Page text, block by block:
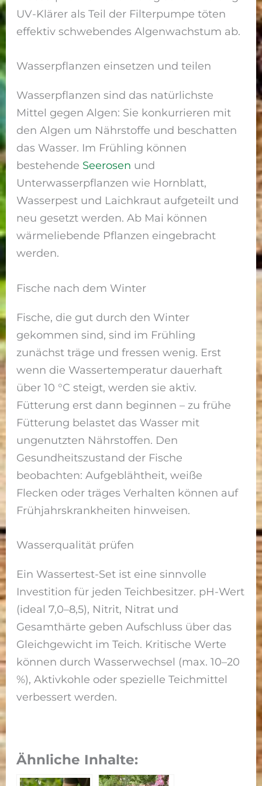
UV-Klärer als Teil der Filterpumpe töten
effektiv schwebendes Algenwachstum ab.
Wasserpflanzen einsetzen und teilen
Wasserpflanzen sind das natürlichste
Mittel gegen Algen: Sie konkurrieren mit
den Algen um Nährstoffe und beschatten
das Wasser. Im Frühling können
bestehende Seerosen und
Unterwasserpflanzen wie Hornblatt,
Wasserpest und Laichkraut aufgeteilt und
neu gesetzt werden. Ab Mai können
wärmeliebende Pflanzen eingebracht
werden.
Fische nach dem Winter
Fische, die gut durch den Winter
gekommen sind, sind im Frühling
zunächst träge und fressen wenig. Erst
wenn die Wassertemperatur dauerhaft
über 10 °C steigt, werden sie aktiv.
Fütterung erst dann beginnen – zu frühe
Fütterung belastet das Wasser mit
ungenutzten Nährstoffen. Den
Gesundheitszustand der Fische
beobachten: Aufgeblähtheit, weiße
Flecken oder träges Verhalten können auf
Frühjahrskrankheiten hinweisen.
Wasserqualität prüfen
Ein Wassertest-Set ist eine sinnvolle
Investition für jeden Teichbesitzer. pH-Wert
(ideal 7,0–8,5), Nitrit, Nitrat und
Gesamthärte geben Aufschluss über das
Gleichgewicht im Teich. Kritische Werte
können durch Wasserwechsel (max. 10–20
%), Aktivkohle oder spezielle Teichmittel
verbessert werden.
Ähnliche Inhalte: